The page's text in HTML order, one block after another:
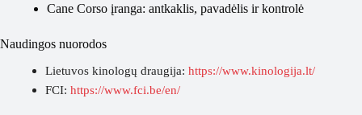
Cane Corso įranga: antkaklis, pavadėlis ir kontrolė
Naudingos nuorodos
Lietuvos kinologų draugija: https://www.kinologija.lt/
FCI: https://www.fci.be/en/